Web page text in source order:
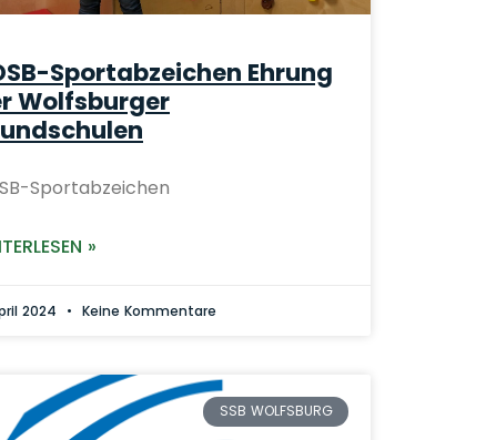
Sportabzeichen Ehrung
Wolfsburger
Sportabzeichen
»
2024 Keine Kommentare
SSB WOLFSBURG